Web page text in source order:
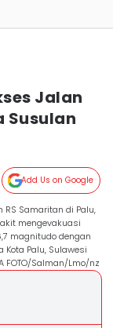
Jalan
Susulan
Add Us on Google
Samaritan di Palu,
mengevakuasi
magnitudo dengan
Palu, Sulawesi
FOTO/Salman/Lmo/nz